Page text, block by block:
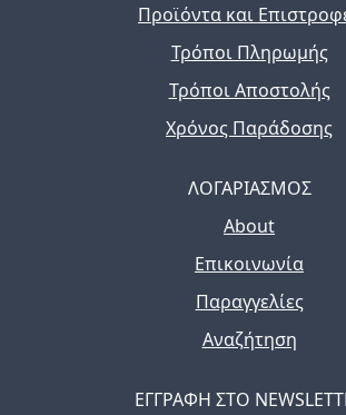
Προϊόντα και
Τρόποι Πληρωμής
Τρόποι Αποστολής
Χρόνος Παράδοσης
ΛΟΓΑΡΙΑΣΜΟΣ
About
Επικοινωνία
Παραγγελίες
Αναζήτηση
ΕΓΓΡΑΦΗ ΣΤΟ